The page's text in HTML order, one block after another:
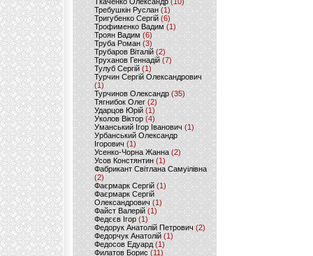
Требушкін Руслан (1)
Тригубенко Сергій(6)
Трофименко Вадим (1)
Троян Вадим (6)
Труба Роман(3)
Трубаров Віталій (2)
Труханов Геннадій (7)
Тулуб Сергій(1)
Турчин Сергій Олександрович
(1)
Турчинов Олександр(35)
Тягнибок Олег (2)
Ударцов Юрій (1)
Уколов Віктор(4)
Уманський Ігор Іванович(1)
Урбанський Олександр
Ігорович (1)
Усенко-Чорна Жанна (2)
Усов Констянтин(1)
Фабрикант Світлана Самуілівна
(2)
Фаєрмарк Сергій(1)
Фаєрмарк Сергій
Олександрович (1)
Файст Валерій(1)
Федєєв Ігор (1)
Федорук Анатолій Петрович (2)
Федорчук Анатолій (1)
Федосов Едуард (1)
Филатов Борис (11)